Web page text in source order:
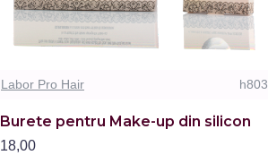
Labor Pro Hair h803
Burete pentru Make-up din silicon
18,00